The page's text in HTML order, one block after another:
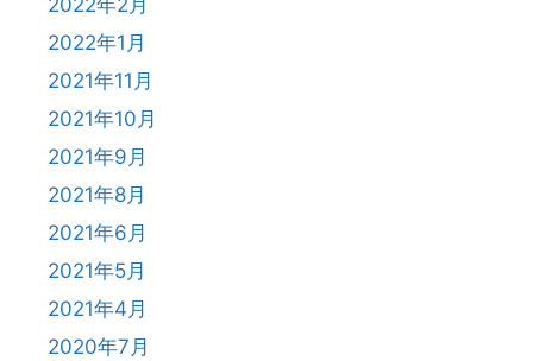
2022年2月
2022年1月
2021年11月
2021年10月
2021年9月
2021年8月
2021年6月
2021年5月
2021年4月
2020年7月